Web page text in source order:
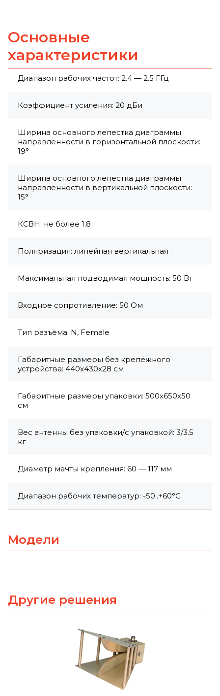
Основные
характеристики
Диапазон рабочих частот: 2.4 — 2.5 ГГц
Коэффициент усиления: 20 дБи
Ширина основного лепестка диаграммы
направленности в горизонтальной плоскости:
19°
Ширина основного лепестка диаграммы
направленности в вертикальной плоскости:
15°
КСВН: не более 1.8
Поляризация: линейная вертикальная
Максимальная подводимая мощность: 50 Вт
Входное сопротивление: 50 Ом
Тип разъёма: N, Female
Габаритные размеры без крепёжного
устройства: 440х430х28 см
Габаритные размеры упаковки: 500х650х50
см
Вес антенны без упаковки/с упаковкой: 3/3.5
кг
Диаметр мачты крепления: 60 — 117 мм
Диапазон рабочих температур: -50..+60°С
Модели
Другие решения